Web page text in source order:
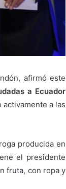
afirmó este
a Ecuador
a las
producida en
el presidente
fruta, con ropa y